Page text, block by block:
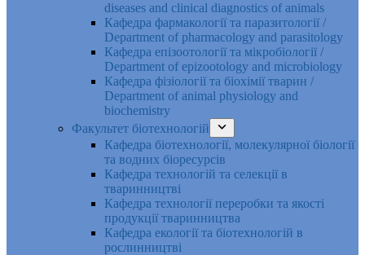
diseases and clinical diagnostics of animals
Кафедра фармакології та паразитології /
Department of pharmacology and parasitology
Кафедра епізоотології та мікробіології /
Department of epizootology and microbiology
Кафедра фізіології та біохімії тварин /
Department of animal physiology and
biochemistry
Факультет біотехнологій
Кафедра біотехнології, молекулярної біології
та водних біоресурсів
Кафедра технологій та селекції в
тваринництві
Кафедра технології переробки та якості
продукції тваринництва
Кафедра екології та біотехнологій в
рослинництві